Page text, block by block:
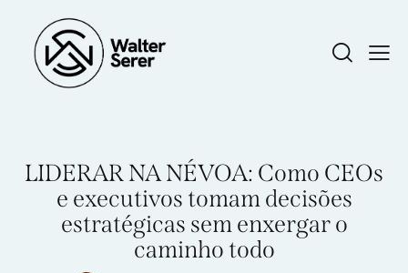
LIDERAR NA NÉVOA: Como CEOs
e executivos tomam decisões
estratégicas sem enxergar o
caminho todo